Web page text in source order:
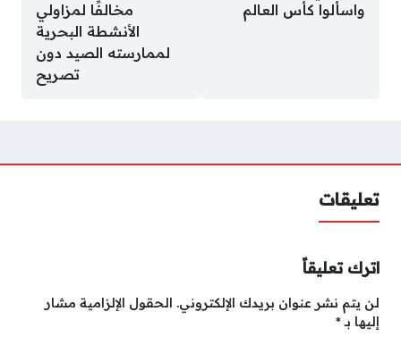
واسألوا كأس العالم
مخالفًا لمزاولي
الأنشطة البحرية
لممارسته الصيد دون
تصريح
تعليقات
اترك تعليقاً
لن يتم نشر عنوان بريدك الإلكتروني.
الحقول الإلزامية مشار
إليها بـ*